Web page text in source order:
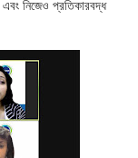
এবং নিজেও প্রতিকারবদ্ধ